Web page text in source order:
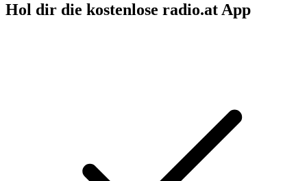
Hol dir die kostenlose radio.at App